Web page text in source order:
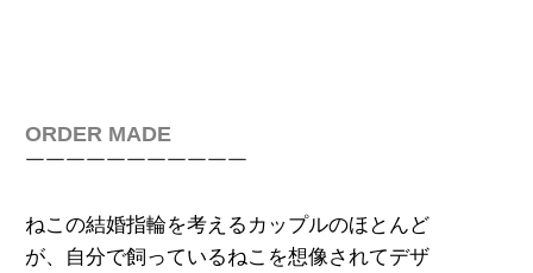
ORDER MADE
￣￣￣￣￣￣￣￣￣￣￣
ねこの結婚指輪を考えるカップルのほとんど
が、自分で飼っているねこを想像されてデザ